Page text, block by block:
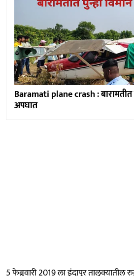
Baramati plane crash : बारामतीत
अपघात
5 फेब्रुवारी 2019 ला इंदापूर तालुक्यातील